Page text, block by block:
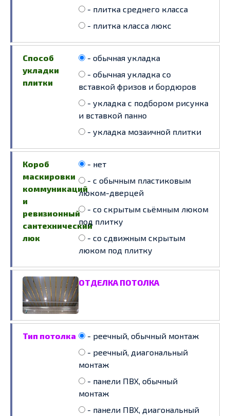
- плитка среднего класса
- плитка класса люкс
Способ
укладки
плитки
- обычная укладка
- обычная укладка со
вставкой фризов и бордюров
- укладка с подбором рисунка
и вставкой панно
- укладка мозаичной плитки
Короб
маскировки
коммуникаций
и
ревизионный
сантехнический
люк
- нет
- с обычным пластиковым
люком-дверцей
- со скрытым сьёмным люком
под плитку
- со сдвижным скрытым
люком под плитку
ОТДЕЛКА ПОТОЛКА
Тип потолка
- реечный, обычный монтаж
- реечный, диагональный
монтаж
- панели ПВХ, обычный
монтаж
- панели ПВХ, диагональный